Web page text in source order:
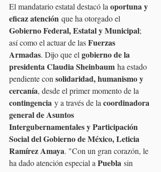
El mandatario estatal destacó la oportuna y
eficaz atención que ha otorgado el
Gobierno Federal, Estatal y Municipal;
así como el actuar de las Fuerzas
Armadas. Dijo que el gobierno de la
presidenta Claudia Sheinbaum ha estado
pendiente con solidaridad, humanismo y
cercanía, desde el primer momento de la
contingencia y a través de la coordinadora
general de Asuntos
Intergubernamentales y Participación
Social del Gobierno de México, Leticia
Ramírez Amaya. "Con un gran corazón, le
ha dado atención especial a Puebla sin